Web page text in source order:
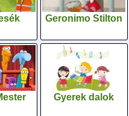
Geronimo Stilton
Gyerek dalok